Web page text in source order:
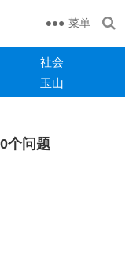
菜单
社会
玉山
个问题